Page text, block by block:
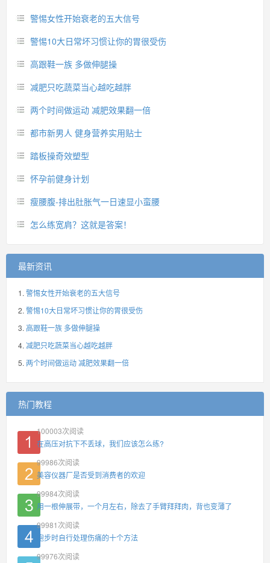
警惕女性开始衰老的五大信号
警惕10大日常坏习惯让你的胃很受伤
高跟鞋一族 多做伸腿操
减肥只吃蔬菜当心越吃越胖
两个时间做运动 减肥效果翻一倍
都市新男人 健身营养实用贴士
踏板操奇效塑型
怀孕前健身计划
瘦腰腹-排出肚胀气一日速显小蛮腰
怎么练宽肩？这就是答案！
最新资讯
警惕女性开始衰老的五大信号
警惕10大日常坏习惯让你的胃很受伤
高跟鞋一族 多做伸腿操
减肥只吃蔬菜当心越吃越胖
两个时间做运动 减肥效果翻一倍
热门教程
100003次阅读
在高压对抗下不丢球，我们应该怎么练?
99986次阅读
美容仪器厂是否受到消费者的欢迎
99984次阅读
用一根伸展带，一个月左右，除去了手臂拜拜肉，背也变薄了
99981 次阅读
跑步时自行处理伤痛的十个方法
99976次阅读